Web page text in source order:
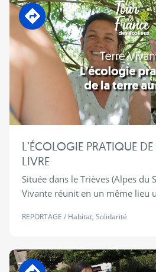
En transition
L’ÉCOLOGIE PRATIQUE
LIVRE
Située dans le Trièves (Alpes du
Vivante réunit en un même lieu
REPORTAGE / Habitat, Solidarité
En transition